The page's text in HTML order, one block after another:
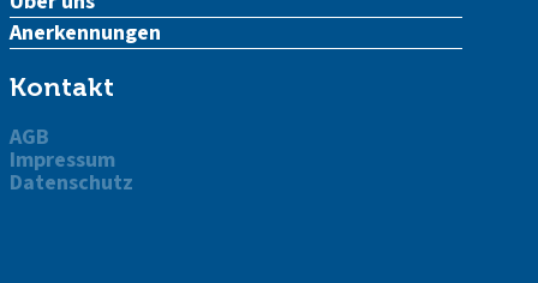
Anerkennungen
Kontakt
AGB
Impressum
Datenschutz